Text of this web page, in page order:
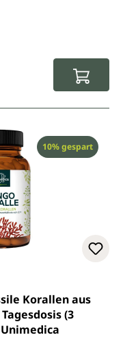
Rabatt
10% gespart
von 5 Sternen
Korallen aus
(3